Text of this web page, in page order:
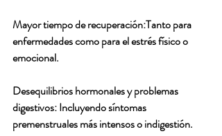
Mayor tiempo de recuperación:Tanto para
enfermedades como para el estrés físico o
emocional.
Desequilibrios hormonales y problemas
digestivos: Incluyendo síntomas
premenstruales más intensos o indigestión.